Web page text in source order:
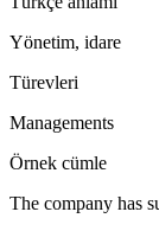
Yönetim, idare
Türevleri
Managements
Örnek cümle
The company has